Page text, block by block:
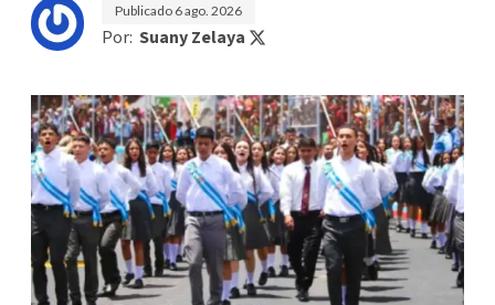
Publicado 6 ago. 2026
Por: Suany Zelaya